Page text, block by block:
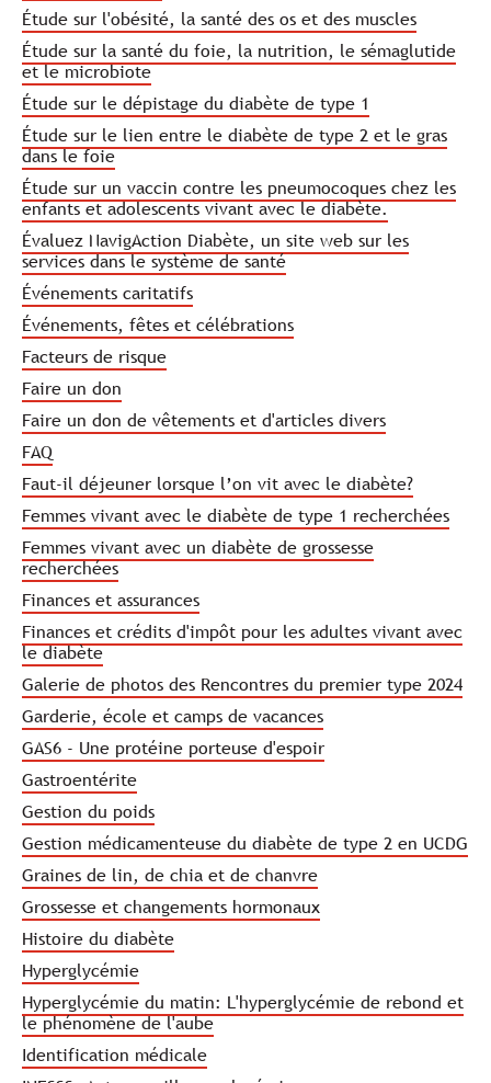
Étude sur l'obésité, la santé des os et des muscles
Étude sur la santé du foie, la nutrition, le sémaglutide
et le microbiote
Étude sur le dépistage du diabète de type 1
Étude sur le lien entre le diabète de type 2 et le gras
dans le foie
Étude sur un vaccin contre les pneumocoques chez les
enfants et adolescents vivant avec le diabète.
Évaluez NavigAction Diabète, un site web sur les
services dans le système de santé
Événements caritatifs
Événements, fêtes et célébrations
Facteurs de risque
Faire un don
Faire un don de vêtements et d'articles divers
FAQ
Faut-il déjeuner lorsque l’on vit avec le diabète?
Femmes vivant avec le diabète de type 1 recherchées
Femmes vivant avec un diabète de grossesse
recherchées
Finances et assurances
Finances et crédits d'impôt pour les adultes vivant avec
le diabète
Galerie de photos des Rencontres du premier type 2024
Garderie, école et camps de vacances
GAS6 - Une protéine porteuse d'espoir
Gastroentérite
Gestion du poids
Gestion médicamenteuse du diabète de type 2 en UCDG
Graines de lin, de chia et de chanvre
Grossesse et changements hormonaux
Histoire du diabète
Hyperglycémie
Hyperglycémie du matin: L'hyperglycémie de rebond et
le phénomène de l'aube
Identification médicale